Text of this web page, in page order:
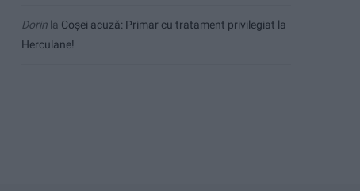
Dorin la Coșei acuză: Primar cu tratament privilegiat la
Herculane!